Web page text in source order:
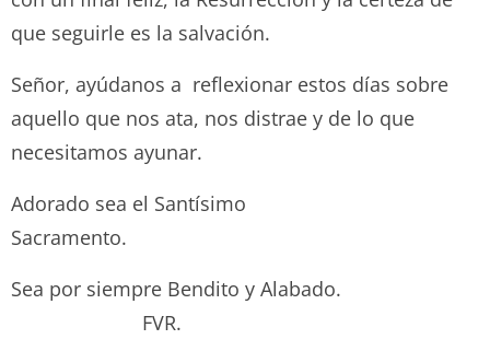
que seguirle es la salvación.
Señor, ayúdanos a reflexionar estos días sobre
aquello que nos ata, nos distrae y de lo que
necesitamos ayunar.
Adorado sea el Santísimo
Sacramento.
Sea por siempre Bendito y Alabado.
FVR.